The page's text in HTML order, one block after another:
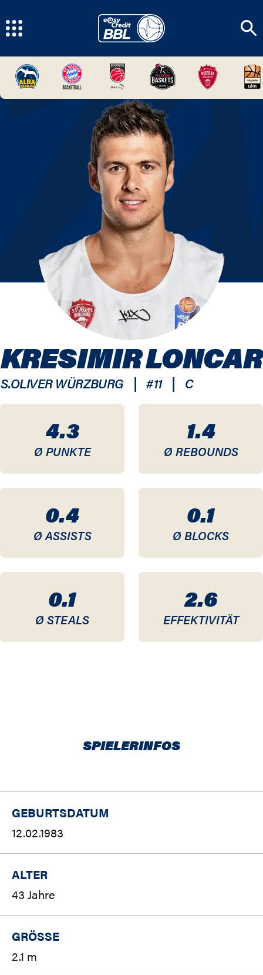
4.3
Ø PUNKTE
1.4
Ø REBOUNDS
0.4
Ø ASSISTS
0.1
Ø BLOCKS
0.1
Ø STEALS
2.6
EFFEKTIVITÄT
KRESIMIR LONCAR
S.OLIVER WÜRZBURG | #11 | C
SPIELERINFOS
GEBURTSDATUM
12.02.1983
ALTER
43 Jahre
GRÖSSE
2.1 m